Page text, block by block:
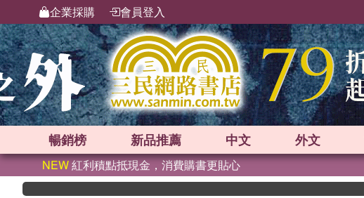
企業採購 會員登入
暢銷榜 新品推薦 中文 外文
NEW紅利積點抵現金，消費購書更貼心